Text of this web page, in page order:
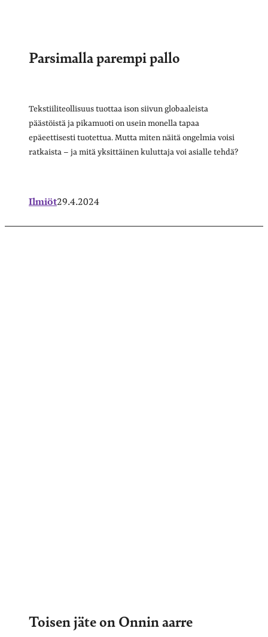
Parsimalla parempi pallo
Tekstiiliteollisuus tuottaa ison siivun globaaleista
päästöistä ja pikamuoti on usein monella tapaa
epäeettisesti tuotettua. Mutta miten näitä ongelmia voisi
ratkaista – ja mitä yksittäinen kuluttaja voi asialle tehdä?
Ilmiöt29.4.2024
Toisen jäte on Onnin aarre